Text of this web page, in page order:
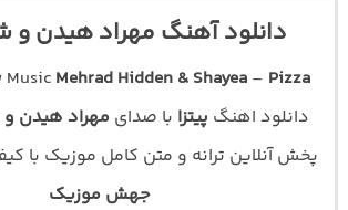
دانلود آهنگ مهراد هیدن و
Music Mehrad Hidden & Shayea – Pizza
دانلود اهنگ پیتزا با صدای مهراد هیدن
پخش آنلاین ترانه و متن کامل موزیک با کیفیت
جهش موزیک